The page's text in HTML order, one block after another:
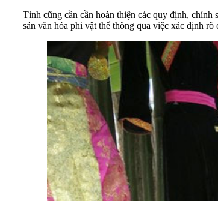
Tỉnh cũng cần cần hoàn thiện các quy định,
sản văn hóa phi vật thể thông qua việc xác định